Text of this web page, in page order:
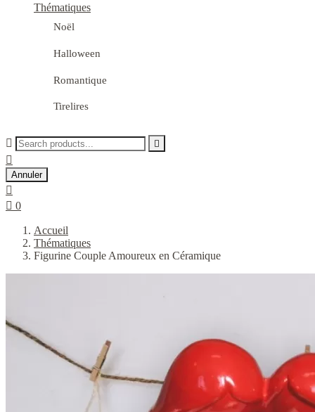
Thématiques
Noël
Halloween
Romantique
Tirelires
 

Annuler

 0
Accueil
Thématiques
Figurine Couple Amoureux en Céramique